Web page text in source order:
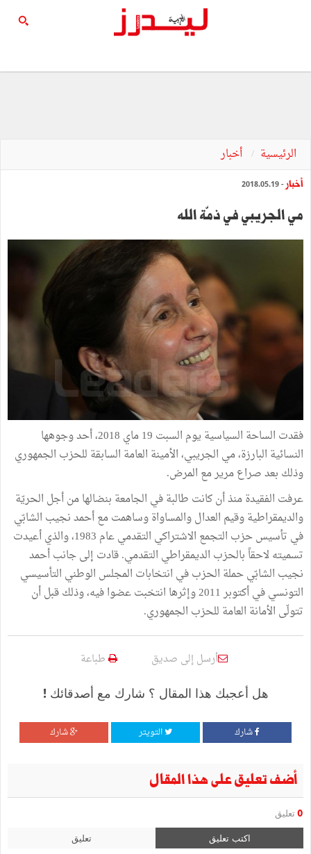
الرئيسية أخبار
أخبار - 2018.05.19
مي الجريبي في ذمّة الله
فقدت الساحة السياسية يوم السبت 19 ماي 2018، أحد وجوهها
النسائية البارزة، مي الجريبي، الأمينة العامة السابقة للحزب الجمهوري
وذلك بعد صراع مرير مع المرض.
عرفت الفقيدة منذ أن كانت طالبة في الجامعة بنضالها من أجل الحريّة
والديمقراطية وقيم العدال والمساواة وساهمت مع أحمد نجيب الشابّي
في تأسيس حزب التجمع الاشتراكي التقدمي عام 1983، والذي أعيدت
تسميته لاحقاً بالحزب الديمقراطي التقدمي. قادت إلى جانب أحمد
نجيب الشابّي حملة الحزب في انتخابات المجلس الوطني التأسيسي
التونسي في أكتوبر 2011 وإثرها انتخبت عضوا فيه، وذلك قبل أن
تتولّى الأمانة العامة للحزب الجمهوري.
أرسل إلى صديق طباعة
هل أعجبك هذا المقال ؟ شارك مع أصدقائك !
شارك التويتر شارك
أضف تعليق على هذا المقال
0 تعليق
اكتب تعليق تعليق